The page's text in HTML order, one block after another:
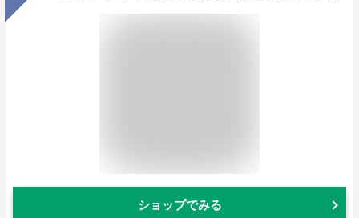
ショップでみる